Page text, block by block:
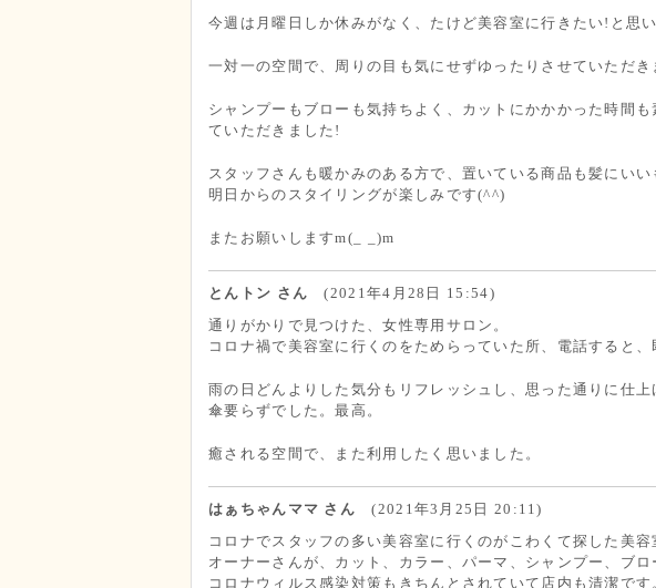
今週は月曜日しか休みがなく、たけど美容室に行きたい!と思
一対一の空間で、周りの目も気にせずゆったりさせていただき
シャンプーもブローも気持ちよく、カットにかかかった時間
ていただきました!
スタッフさんも暖かみのある方で、置いている商品も髪にい
明日からのスタイリングが楽しみです(^^)
またお願いしますm(_ _)m
とんトン さん
(2021年4月28日 15:54)
通りがかりで見つけた、女性専用サロン。
コロナ禍で美容室に行くのをためらっていた所、電話すると、
雨の日どんよりした気分もリフレッシュし、思った通りに仕
傘要らずでした。最高。
癒される空間で、また利用したく思いました。
はぁちゃんママ さん
(2021年3月25日 20:11)
コロナでスタッフの多い美容室に行くのがこわくて探した美容
オーナーさんが、カット、カラー、パーマ、シャンプー、ブ
コロナウィルス感染対策もきちんとされていて店内も清潔です